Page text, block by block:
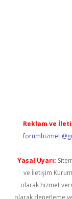
Reklam ve
Yasal Uyarı:
ve İletişim
olarak hizmet
olarak denetleme